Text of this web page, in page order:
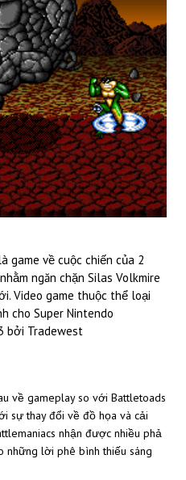
game về cuộc chiến của 2
ngăn chặn Silas Volkmire
Video game thuộc thể loại
cho Super Nintendo
bởi Tradewest
về gameplay so với Battletoads
sự thay đổi về đồ họa và cải
nhận được nhiều phả
những lời phê bình thiếu sáng